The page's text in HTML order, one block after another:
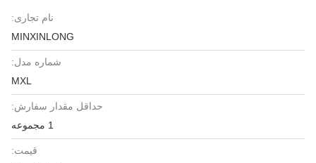
نام تجاری:
MINXINLONG
شماره مدل:
MXL
حداقل مقدار سفارش:
قیمت: